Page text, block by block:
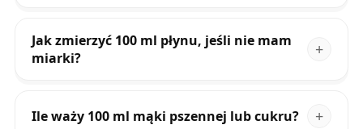
Jak zmierzyć 100 ml płynu, jeśli nie mam
miarki?
Ile waży 100 ml mąki pszennej lub cukru?